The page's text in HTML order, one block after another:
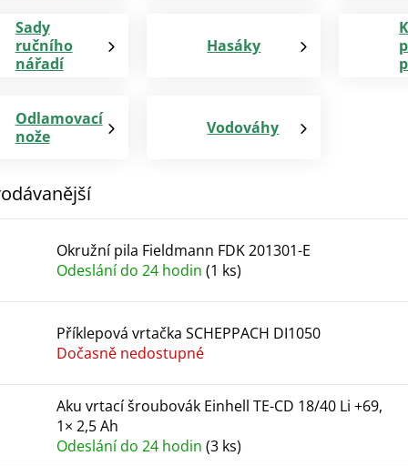
Sady
ručního
nářadí
Hasáky
Odlamovací
nože
Vodováhy
Okružní pila Fieldmann FDK 201301-E
Odeslání do 24 hodin (1 ks)
Příklepová vrtačka SCHEPPACH DI1050
Dočasně nedostupné
Aku vrtací šroubovák Einhell TE-CD 18/40 Li +69,
1× 2,5 Ah
Odeslání do 24 hodin (3 ks)